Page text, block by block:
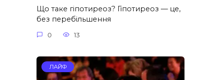
Що таке гіпотиреоз? Гіпотиреоз — це,
без перебільшення
0 13
ЛАЙФ